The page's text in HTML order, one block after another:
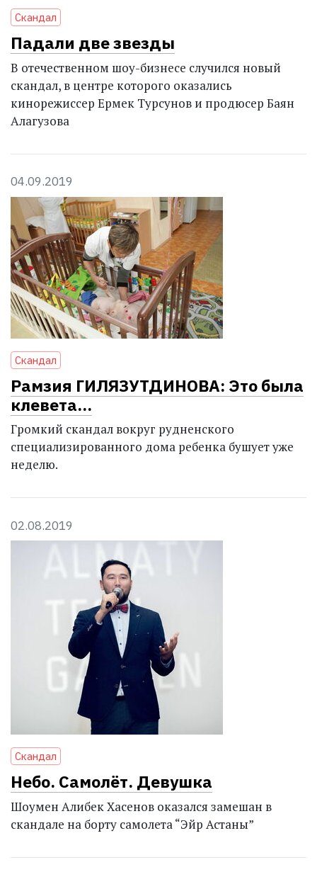
Скандал
Падали две звезды
В отечественном шоу-бизнесе случился новый
скандал, в центре которого оказались
кинорежиссер Ермек Турсунов и продюсер Баян
Алагузова
04.09.2019
Скандал
Рамзия ГИЛЯЗУТДИНОВА: Это была
клевета...
Громкий скандал вокруг рудненского
специализированного дома ребенка бушует уже
неделю.
02.08.2019
Скандал
Небо. Самолёт. Девушка
Шоумен Алибек Хасенов оказался замешан в
скандале на борту самолета “Эйр Астаны”